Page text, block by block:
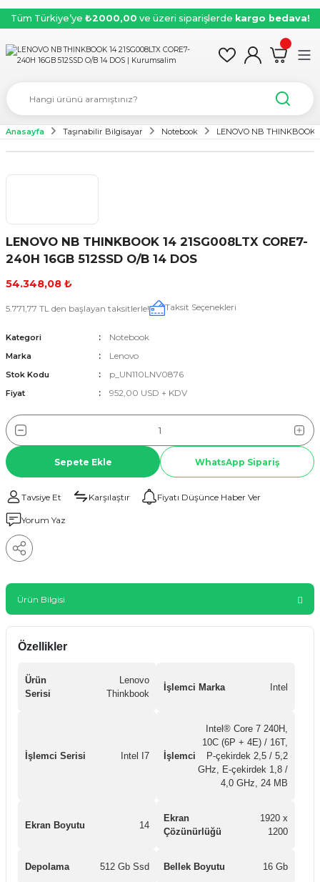
Tüm Türkiye’ye ₺2000,00 ve üzeri siparişlerde kargo bedava!
Anasayfa Taşınabilir Bilgisayar Notebook LENOVO NB THINKBOOK
LENOVO NB THINKBOOK 14 21SG008LTX CORE7-
240H 16GB 512SSD O/B 14 DOS
54.348,08 ₺
5.771,77 TL den başlayan taksitlerle! Taksit Seçenekleri
Kategori Notebook
Marka Lenovo
Stok Kodu p_UN110LNV0876
Fiyat 952,00 USD + KDV
Sepete Ekle WhatsApp Sipariş
Tavsiye Et Karşılaştır Fiyatı Düşünce Haber Ver
Yorum Yaz
Ürün Bilgisi
Özellikler
Ürün
Serisi
Lenovo
Thinkbook
İşlemci Marka Intel
İşlemci Serisi Intel I7 İşlemci
Intel® Core 7 240H,
10C (6P + 4E) / 16T,
P-çekirdek 2,5 / 5,2
GHz, E-çekirdek 1,8 /
4,0 GHz, 24 MB
Ekran Boyutu 14
Ekran
Çözünürlüğü
1920 x
1200
Depolama 512 Gb Ssd Bellek Boyutu 16 Gb